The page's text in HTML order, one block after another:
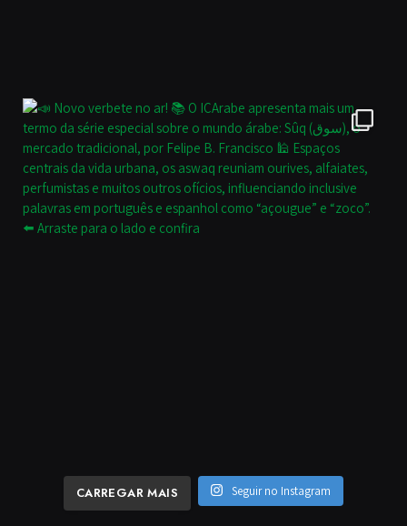
CARREGAR MAIS Seguir no Instagram